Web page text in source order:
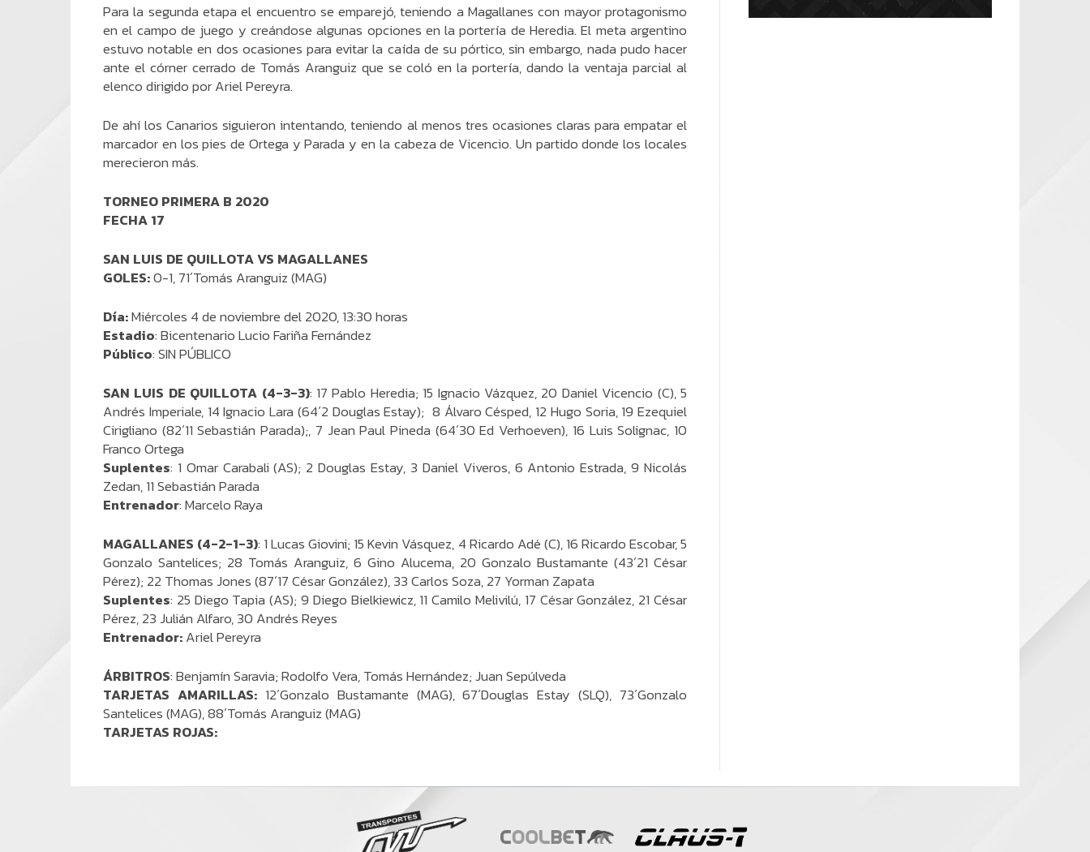
Para la segunda etapa el encuentro se emparejó, teniendo a Magallanes con mayor protagonismo
en el campo de juego y creándose algunas opciones en la portería de Heredia. El meta argentino
estuvo notable en dos ocasiones para evitar la caída de su pórtico, sin embargo, nada pudo hacer
ante el córner cerrado de Tomás Aranguiz que se coló en la portería, dando la ventaja parcial al
elenco dirigido por Ariel Pereyra.
De ahí los Canarios siguieron intentando, teniendo al menos tres ocasiones claras para empatar el
marcador en los pies de Ortega y Parada y en la cabeza de Vicencio. Un partido donde los locales
merecieron más.
TORNEO PRIMERA B 2020
FECHA 17
SAN LUIS DE QUILLOTA VS MAGALLANES
GOLES:0-1, 71´Tomás Aranguiz (MAG)
Día:Miércoles 4 de noviembre del 2020, 13:30 horas
Estadio: Bicentenario Lucio Fariña Fernández
Público: SIN PÚBLICO
SAN LUIS DE QUILLOTA (4-3-3): 17 Pablo Heredia; 15 Ignacio Vázquez, 20 Daniel Vicencio (C), 5
Andrés Imperiale, 14 Ignacio Lara (64´2 Douglas Estay); 8 Álvaro Césped, 12 Hugo Soria, 19 Ezequiel
Cirigliano (82´11 Sebastián Parada);, 7 Jean Paul Pineda (64´30 Ed Verhoeven), 16 Luis Solignac, 10
Franco Ortega
Suplentes: 1 Omar Carabali (AS); 2 Douglas Estay, 3 Daniel Viveros, 6 Antonio Estrada, 9 Nicolás
Zedan, 11 Sebastián Parada
Entrenador: Marcelo Raya
MAGALLANES (4-2-1-3): 1 Lucas Giovini; 15 Kevin Vásquez, 4 Ricardo Adé (C), 16 Ricardo Escobar, 5
Gonzalo Santelices; 28 Tomás Aranguiz, 6 Gino Alucema, 20 Gonzalo Bustamante (43´21 César
Pérez); 22 Thomas Jones (87´17 César González), 33 Carlos Soza, 27 Yorman Zapata
Suplentes: 25 Diego Tapia (AS); 9 Diego Bielkiewicz, 11 Camilo Melivilú, 17 César González, 21 César
Pérez, 23 Julián Alfaro, 30 Andrés Reyes
Entrenador: Ariel Pereyra
ÁRBITROS: Benjamín Saravia; Rodolfo Vera, Tomás Hernández; Juan Sepúlveda
TARJETAS AMARILLAS: 12´Gonzalo Bustamante (MAG), 67´Douglas Estay (SLQ), 73´Gonzalo
Santelices (MAG), 88´Tomás Aranguiz (MAG)
TARJETAS ROJAS: